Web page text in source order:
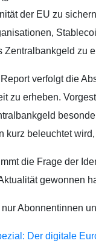
der EU zu
Zen­tral­bank­geld zu
ver­folgt die
zu erhe­ben.
kurz beleuch­tet
die Fra­ge der
gewon­nen
Abon­nen­tin­nen
Der digi­ta­le